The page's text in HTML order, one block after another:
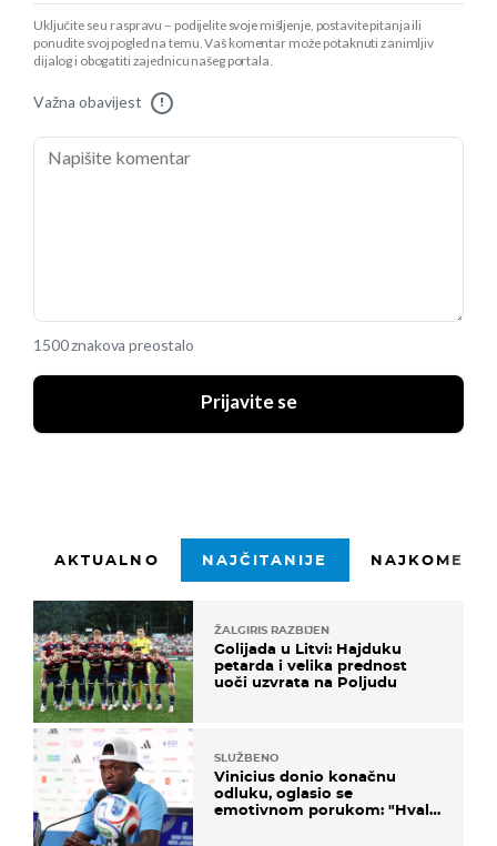
Uključite se u raspravu – podijelite svoje mišljenje, postavite pitanja ili
ponudite svoj pogled na temu. Vaš komentar može potaknuti zanimljiv
dijalog i obogatiti zajednicu našeg portala.
Važna obavijest !
1500 znakova preostalo
Prijavite se
AKTUALNO NAJČITANIJE
ŽALGIRIS RAZBIJEN
Golijada u Litvi: Hajduku
petarda i velika prednost
uoči uzvrata na Poljudu
SLUŽBENO
Vinicius donio konačnu
odluku, oglasio se
emotivnom porukom: "Hvala